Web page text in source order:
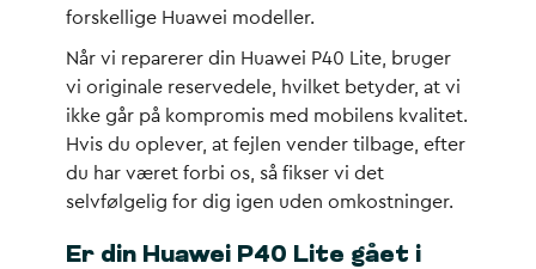
forskellige Huawei modeller.
Når vi reparerer din Huawei P40 Lite, bruger
vi originale reservedele, hvilket betyder, at vi
ikke går på kompromis med mobilens kvalitet.
Hvis du oplever, at fejlen vender tilbage, efter
du har været forbi os, så fikser vi det
selvfølgelig for dig igen uden omkostninger.
Er din Huawei P40 Lite gået i